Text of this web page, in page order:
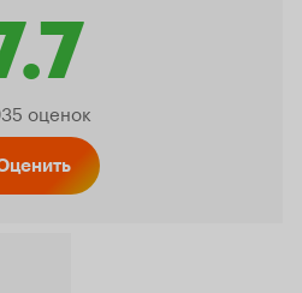
оценок